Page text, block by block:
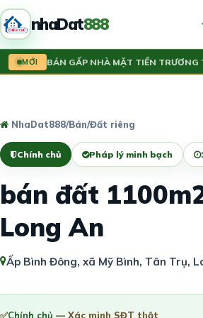
nhaDat888
MỚI
CẦN BÁN GẤP NHÀ MẶT TIỀN TRƯƠNG THỌ
NhaDat888/Bán/Đất riêng
Chính chủ Pháp lý minh bạch
bán đất
Long An
Ấp Bình Đông, xã Mỹ Bình, Tân Trụ,
✅Chính chủ — Xác minh SĐT thật